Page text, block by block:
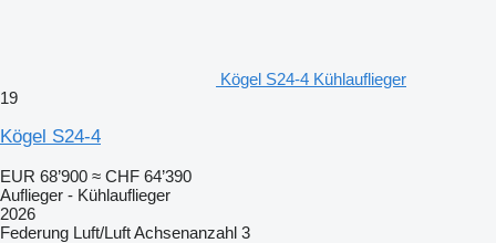
Kögel S24-4 Kühlauflieger
19
Kögel S24-4
EUR 68’900 ≈ CHF 64’390
Auflieger - Kühlauflieger
2026
Federung Luft/LuftAchsenanzahl 3